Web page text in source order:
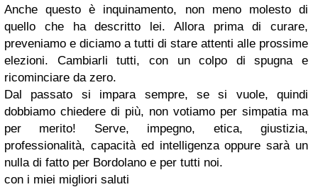
Anche questo è inquinamento, non meno molesto di
quello che ha descritto lei. Allora prima di curare,
preveniamo e diciamo a tutti di stare attenti alle prossime
elezioni. Cambiarli tutti, con un colpo di spugna e
ricominciare da zero.
Dal passato si impara sempre, se si vuole, quindi
dobbiamo chiedere di più, non votiamo per simpatia ma
per merito! Serve, impegno, etica, giustizia,
professionalità, capacità ed intelligenza oppure sarà un
nulla di fatto per Bordolano e per tutti noi.
con i miei migliori saluti